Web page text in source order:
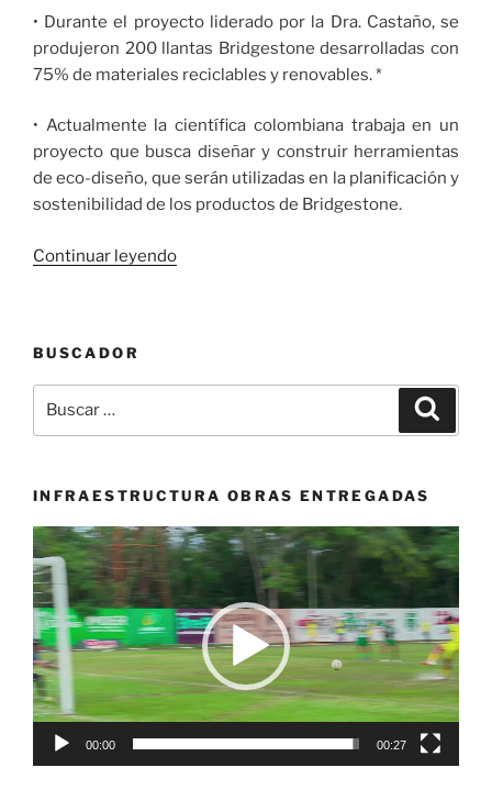
• Durante el proyecto liderado por la Dra. Castaño, se
produjeron 200 llantas Bridgestone desarrolladas con
75% de materiales reciclables y renovables. *
• Actualmente la científica colombiana trabaja en un
proyecto que busca diseñar y construir herramientas
de eco-diseño, que serán utilizadas en la planificación y
sostenibilidad de los productos de Bridgestone.
Continuar leyendo«Científica
Desarrolló
Sostenible
Bridgestone»
BUSCADOR
por:
INFRAESTRUCTURA OBRAS ENTREGADAS
Reproductor
de
vídeo
00:00 00:27